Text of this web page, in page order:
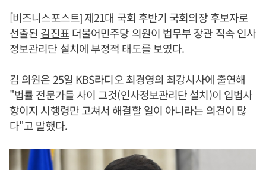
[비즈니스포스트] 제21대 국회 후반기 국회의장 후보자로
선출된 김진표더불어민주당 의원이 법무부 장관 직속 인사
정보관리단 설치에 부정적 태도를 보였다.
김 의원은 25일 KBS라디오 최경영의 최강시사에 출연해
"법률 전문가들 사이 그것(인사정보관리단 설치)이 입법사
항이지 시행령만 고쳐서 해결할 일이 아니라는 의견이 많
다"고 말했다.